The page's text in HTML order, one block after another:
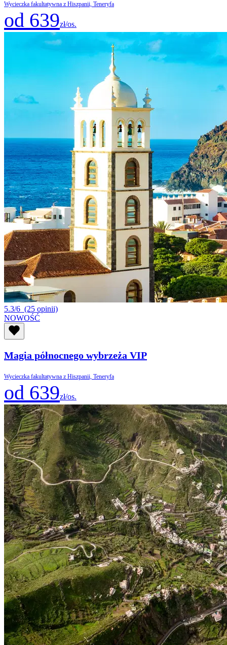
Wycieczka fakultatywna z Hiszpanii, Teneryfa
od 639zł/os.
5.3/6 (25 opinii)
NOWOŚĆ
Magia północnego wybrzeża VIP
Wycieczka fakultatywna z Hiszpanii, Teneryfa
od 639zł/os.